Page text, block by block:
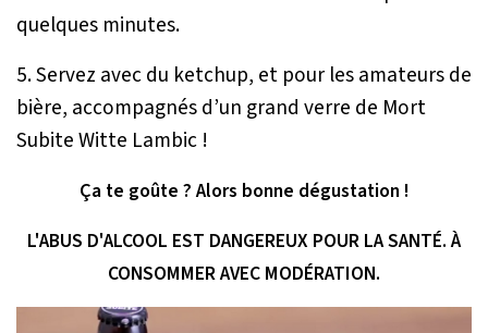
quelques minutes.
5. Servez avec du ketchup, et pour les amateurs de
bière, accompagnés d’un grand verre de Mort
Subite Witte Lambic !
Ça te goûte ? Alors bonne dégustation !
L'ABUS D'ALCOOL EST DANGEREUX POUR LA SANTÉ. À
CONSOMMER AVEC MODÉRATION.